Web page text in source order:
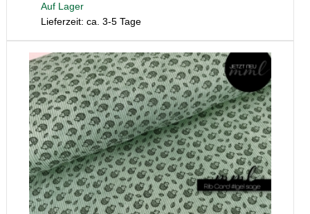
Auf Lager
Lieferzeit: ca. 3-5 Tage